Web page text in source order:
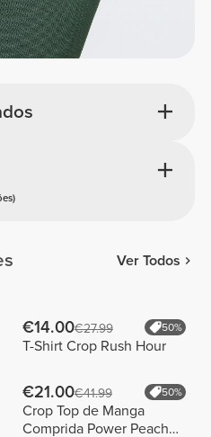
Ver Todos
€14.00€27.99 50%
T-Shirt Crop Rush Hour
€21.00€41.99 50%
Crop Top de Manga
Comprida Power Peach